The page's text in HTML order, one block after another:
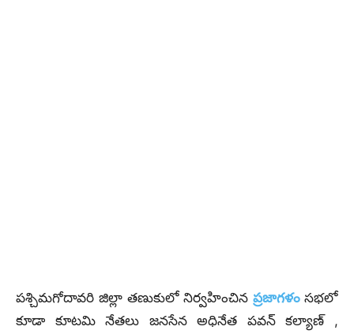
పశ్చిమగోదావరి జిల్లా తణుకులో నిర్వహించినప్రజాగళం సభలో
కూడా కూట‌మి నేత‌లు జనసేన అధినేత పవన్ కల్యాణ్ ,